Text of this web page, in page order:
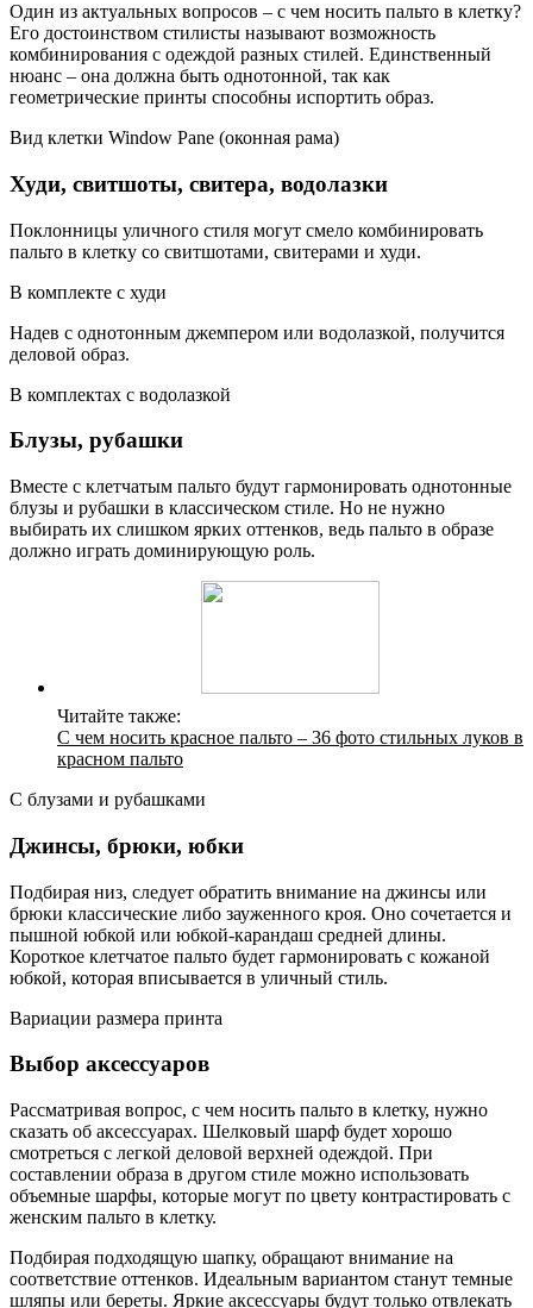
Один из актуальных вопросов – с чем носить пальто в клетку?
Его достоинством стилисты называют возможность
комбинирования с одеждой разных стилей. Единственный
нюанс – она должна быть однотонной, так как
геометрические принты способны испортить образ.
Вид клетки Window Pane (оконная рама)
Худи, свитшоты, свитера, водолазки
Поклонницы уличного стиля могут смело комбинировать
пальто в клетку со свитшотами, свитерами и худи.
В комплекте с худи
Надев с однотонным джемпером или водолазкой, получится
деловой образ.
В комплектах с водолазкой
Блузы, рубашки
Вместе с клетчатым пальто будут гармонировать однотонные
блузы и рубашки в классическом стиле. Но не нужно
выбирать их слишком ярких оттенков, ведь пальто в образе
должно играть доминирующую роль.
Читайте также:
С чем носить красное пальто – 36 фото стильных луков в
красном пальто
С блузами и рубашками
Джинсы, брюки, юбки
Подбирая низ, следует обратить внимание на джинсы или
брюки классические либо зауженного кроя. Оно сочетается и
пышной юбкой или юбкой-карандаш средней длины.
Короткое клетчатое пальто будет гармонировать с кожаной
юбкой, которая вписывается в уличный стиль.
Вариации размера принта
Выбор аксессуаров
Рассматривая вопрос, с чем носить пальто в клетку, нужно
сказать об аксессуарах. Шелковый шарф будет хорошо
смотреться с легкой деловой верхней одеждой. При
составлении образа в другом стиле можно использовать
объемные шарфы, которые могут по цвету контрастировать с
женским пальто в клетку.
Подбирая подходящую шапку, обращают внимание на
соответствие оттенков. Идеальным вариантом станут темные
шляпы или береты. Яркие аксессуары будут только отвлекать